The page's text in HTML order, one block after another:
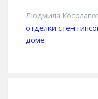
Людмила
отделки стен
доме